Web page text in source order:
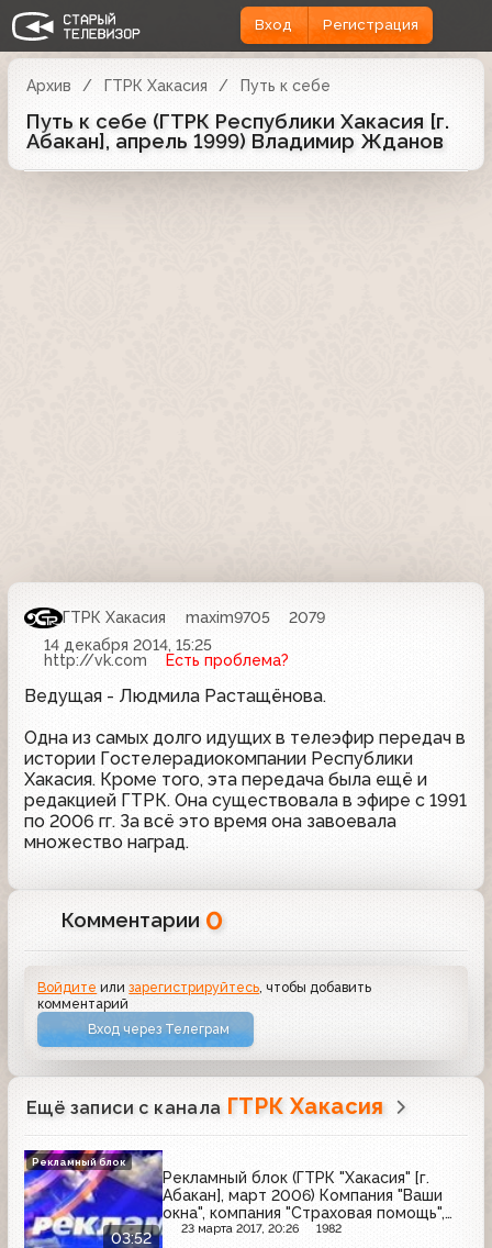
Вход Регистрация
Архив ГТРК Хакасия Путь к себе
Путь к себе (ГТРК Республики Хакасия [г.
Абакан], апрель 1999) Владимир Жданов
ГТРК Хакасия maxim9705
2079
14 декабря 2014, 15:25
http://vk.com
Есть проблема?
Ведущая - Людмила Растащёнова.
Одна из самых долго идущих в телеэфир передач в
истории Гостелерадиокомпании Республики
Хакасия. Кроме того, эта передача была ещё и
редакцией ГТРК. Она существовала в эфире с 1991
по 2006 гг. За всё это время она завоевала
множество наград.
Комментарии 0
Войдите илизарегистрируйтесь , чтобы добавить
комментарий
Вход через Телеграм
Ещё записи с канала ГТРК Хакасия
03:52
Рекламный блок (ГТРК "Хакасия" [г.
Абакан], март 2006) Компания "Ваши
окна", компания "Страховая помощь",
Сбербанк России, магазин "Autoritet",
23 марта 2017, 20:26 1982
Рекламный блок